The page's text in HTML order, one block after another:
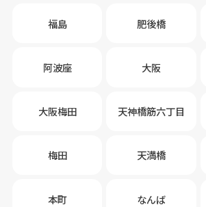
福島 肥後橋
阿波座 大阪
大阪梅田 天神橋筋六丁目
梅田 天満橋
本町 なんば